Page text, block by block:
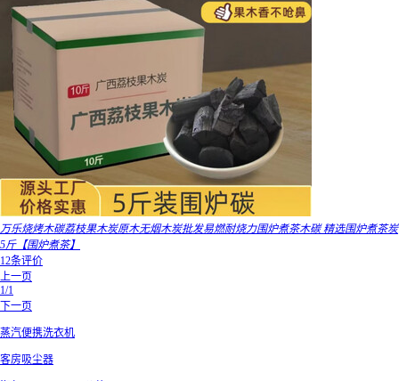
万乐烧烤木碳荔枝果木炭原木无烟木炭批发易燃耐烧力围炉煮茶木碳 精选围炉煮茶炭
5斤【围炉煮茶】
12条评价
上一页
1/1
下一页
蒸汽便携洗衣机
客房吸尘器